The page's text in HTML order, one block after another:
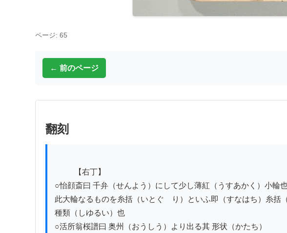
ページ: 65
← 前のページ
翻刻
○怡顔斎曰 千弁（せんよう）にして少し薄紅（うすあかく）小輪
此大輪なるものを糸括（いとぐゝり）といふ即（すなはち）糸括
種類（しゆるい）也
○活所翁桜譜曰 奥州（おうしう）より出る其 形状（かたち）